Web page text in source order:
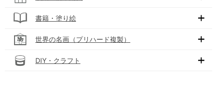
書籍・塗り絵
世界の名画（プリハード複製）
DIY・クラフト